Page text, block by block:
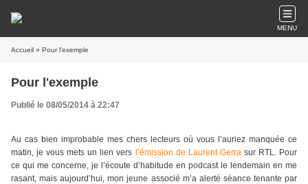
MENU
Accueil » Pour l'exemple
Pour l'exemple
Publié le 08/05/2014 à 22:47
Au cas bien improbable mes chers lecteurs où vous l’auriez manquée ce
matin, je vous mets un lien vers l’émission de Laurent Gerrasur RTL. Pour
ce qui me concerne, je l’écoute d’habitude en podcast le lendemain en me
rasant, mais aujourd’hui, mon jeune associé m’a alerté séance tenante par